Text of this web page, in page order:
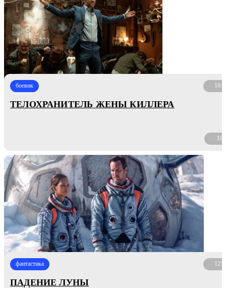
боевик
ТЕЛОХРАНИТЕЛЬ ЖЕНЫ КИЛЛЕРА
фантастика
ПАДЕНИЕ ЛУНЫ